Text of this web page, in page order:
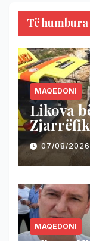
Të humbura
MAQEDONI
Likova
07/08/2026
MAQEDONI